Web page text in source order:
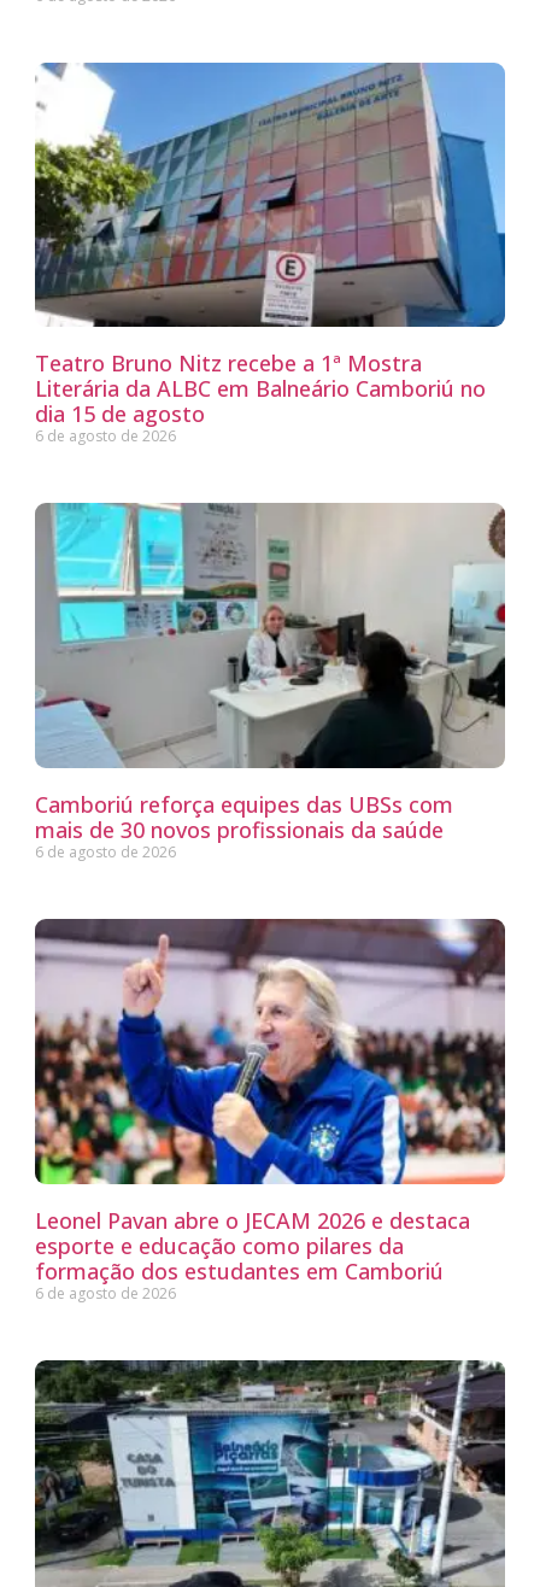
Teatro Bruno Nitz recebe a 1ª Mostra
Literária da ALBC em Balneário Camboriú no
dia 15 de agosto
6 de agosto de 2026
Camboriú reforça equipes das UBSs com
mais de 30 novos profissionais da saúde
6 de agosto de 2026
Leonel Pavan abre o JECAM 2026 e destaca
esporte e educação como pilares da
formação dos estudantes em Camboriú
6 de agosto de 2026